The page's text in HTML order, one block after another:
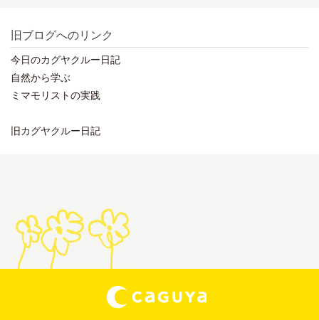
旧ブログへのリンク
今日のカグヤクルー日記
自然から学ぶ
ミマモリストの実践
旧カグヤクルー日記